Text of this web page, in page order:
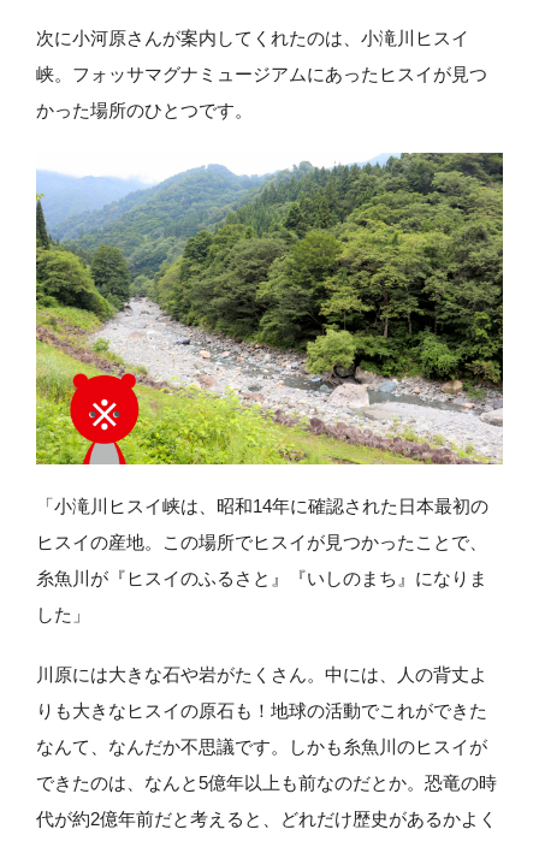
次に小河原さんが案内してくれたのは、小滝川ヒスイ
峡。フォッサマグナミュージアムにあったヒスイが見つ
かった場所のひとつです。
「小滝川ヒスイ峡は、昭和14年に確認された日本最初の
ヒスイの産地。この場所でヒスイが見つかったことで、
糸魚川が『ヒスイのふるさと』『いしのまち』になりま
した」
川原には大きな石や岩がたくさん。中には、人の背丈よ
りも大きなヒスイの原石も！地球の活動でこれができた
なんて、なんだか不思議です。しかも糸魚川のヒスイが
できたのは、なんと5億年以上も前なのだとか。恐竜の時
代が約2億年前だと考えると、どれだけ歴史があるかよく